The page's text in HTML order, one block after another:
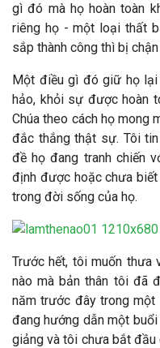
gì đó mà họ hoàn toàn
riêng họ - một loại thất
sắp thành công thì bị
Một điều gì đó giữ họ lại
hảo, khỏi sự được hoàn
Chúa theo cách họ mong
đắc thắng thật sự. Tôi
đề họ đang tranh chiến
định được hoặc chưa
trong đời sống của họ.
Trước hết, tôi muốn thưa
nào mà bản thân tôi đã
năm trước đây trong
đang hướng dẫn một
giảng và tôi chưa bắt